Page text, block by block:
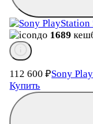
до 1689
112 600₽Sony
Купить